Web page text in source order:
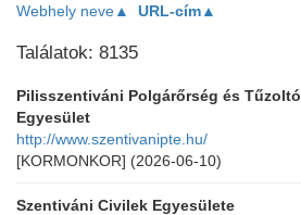
Webhely neve▲ URL-cím▲
Találatok: 8135
Pilisszentiváni Polgárőrség és Tűzoltó
Egyesület
http://www.szentivanipte.hu/
[KORMONKOR] (2026-06-10)
Szentiváni Civilek Egyesülete